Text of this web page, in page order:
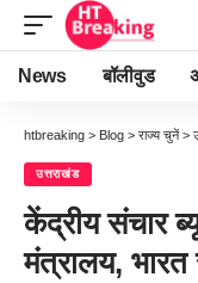
News बॉलीवुड
htbreaking > Blog > राज्य चुनें >
उत्तराखंड
केंद्रीय संचार
मंत्रालय, भारत